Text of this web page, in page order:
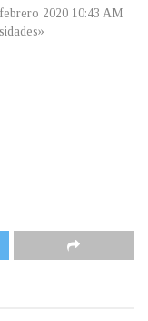
2020 10:43 AM